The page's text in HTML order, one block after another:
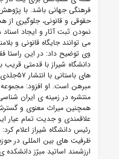
فرهنگی جهانی باشد. با
حقوقی و قانونی، جلوگیری از
نمودن ثبت آثار و ایجاد
می توانند جایگاه قانونی و
وی توضیح داد: در این راستا
های
مبرهن است. او افزود:
منتشره در زمینه ی ایران
همچنین میراث معنوی و
علاقمندی و جدیت تمام عیار
رئیس دانشگاه شیراز اعلام
ظرفیت های بین المللی در
ارزشمند اساتید مبرّز